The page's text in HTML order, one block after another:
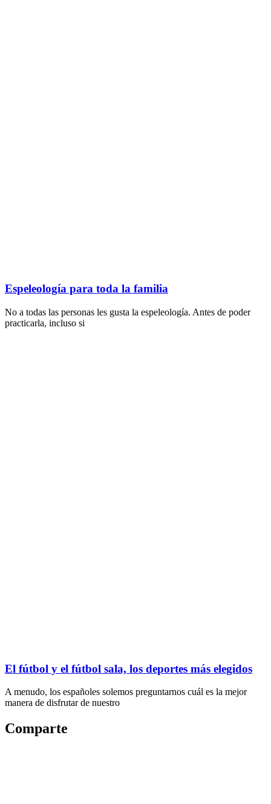
Espeleología para toda la familia
No a todas las personas les gusta la espeleología. Antes de poder
practicarla, incluso si
El fútbol y el fútbol sala, los deportes más elegidos
A menudo, los españoles solemos preguntarnos cuál es la mejor
manera de disfrutar de nuestro
Comparte